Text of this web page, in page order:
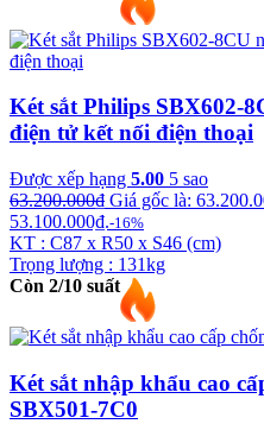
Két sắt Philips SBX602-
điện tử kết nối điện thoại
Được xếp hạng 5.00 5 sao
63.200.000₫ Giá gốc là:
53.100.000₫.-16%
KT : C87 x R50 x S46 (cm)
Trọng lượng : 131kg
Còn 2/10 suất
Két sắt nhập khẩu cao
SBX501-7C0